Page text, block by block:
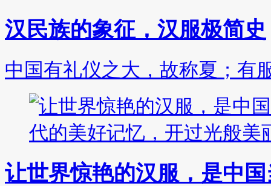
汉民族的象征，汉服极简史
中国有礼仪之大，故称夏；有
让世界惊艳的汉服，是中